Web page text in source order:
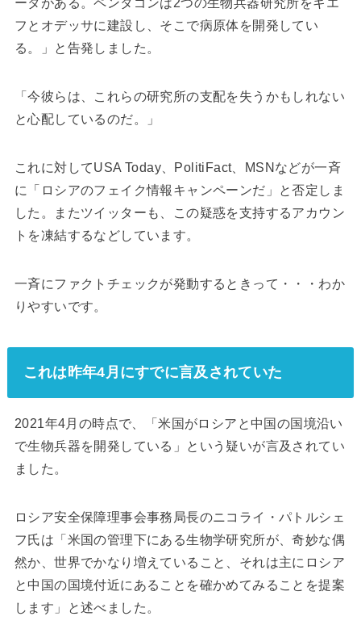
ータがある。ペンタゴンは2つの生物兵器研究所をキエ
フとオデッサに建設し、そこで病原体を開発してい
る。」と告発しました。
「今彼らは、これらの研究所の支配を失うかもしれない
と心配しているのだ。」
これに対してUSA Today、PolitiFact、MSNなどが一斉
に「ロシアのフェイク情報キャンペーンだ」と否定しま
した。またツイッターも、この疑惑を支持するアカウン
トを凍結するなどしています。
一斉にファクトチェックが発動するときって・・・わか
りやすいです。
これは昨年4月にすでに言及されていた
2021年4月の時点で、「米国がロシアと中国の国境沿い
で生物兵器を開発している」という疑いが言及されてい
ました。
ロシア安全保障理事会事務局長のニコライ・パトルシェ
フ氏は「米国の管理下にある生物学研究所が、奇妙な偶
然か、世界でかなり増えていること、それは主にロシア
と中国の国境付近にあることを確かめてみることを提案
します」と述べました。